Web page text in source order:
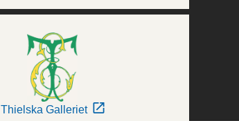
Thielska Galleriet